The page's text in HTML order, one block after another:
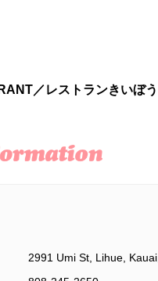
／レストランきいぼう
2991 Umi St, Lihue, Kauai,